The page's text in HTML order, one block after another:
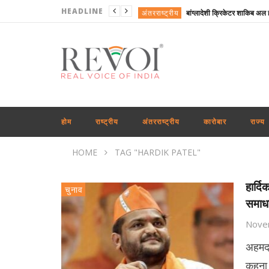
HEADLINE अंतरराष्ट्रीय
अंतरराष्ट्रीय
राजनीति
राजनीति
राष्ट्रीय
कारोबार
राष्ट्रीय
होम राष्ट्रीय अंतरराष्ट्रीय कारोबार राज्य
HOME TAG "HARDIK PATEL"
चुनाव